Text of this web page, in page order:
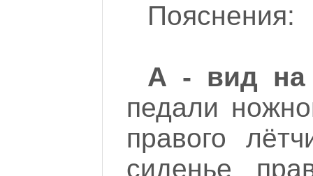
Пояснения:
А - вид
педали
правого
сиденье